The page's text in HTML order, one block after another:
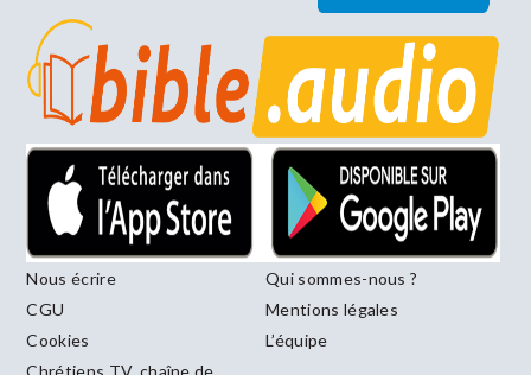
Nous écrire
Qui sommes-nous ?
CGU
Mentions légales
Cookies
L’équipe
Chrétiens TV, chaîne de